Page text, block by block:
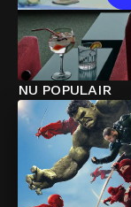
NU POPULAIR